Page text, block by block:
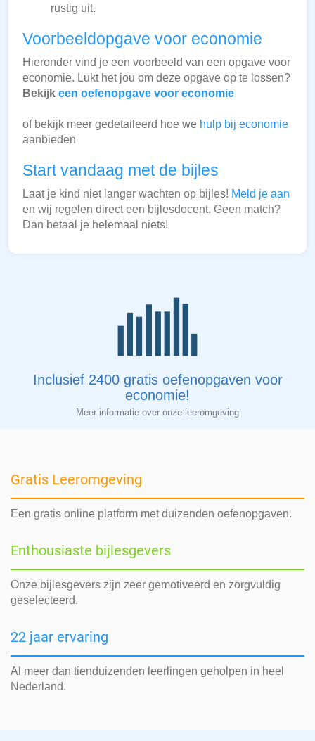
rustig uit.
Voorbeeldopgave voor economie
Hieronder vind je een voorbeeld van een opgave voor
economie. Lukt het jou om deze opgave op te lossen?
Bekijk een oefenopgave voor economie
of bekijk meer gedetaileerd hoe we hulp bij economie
aanbieden
Start vandaag met de bijles
Laat je kind niet langer wachten op bijles! Meld je aan
en wij regelen direct een bijlesdocent. Geen match?
Dan betaal je helemaal niets!
Inclusief 2400 gratis oefenopgaven voor
economie!
Meer informatie over onze leeromgeving
Gratis Leeromgeving
Een gratis online platform met duizenden oefenopgaven.
Enthousiaste bijlesgevers
Onze bijlesgevers zijn zeer gemotiveerd en zorgvuldig
geselecteerd.
22 jaar ervaring
Al meer dan tienduizenden leerlingen geholpen in heel
Nederland.